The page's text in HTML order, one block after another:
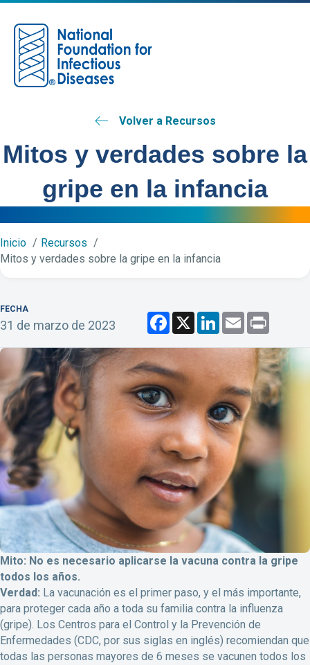
Volver a Recursos
Mitos y verdades sobre la
gripe en la infancia
Inicio
Recursos
Mitos y verdades sobre la gripe en la infancia
FECHA
31 de marzo de 2023
F
c
e
b
o
o
k
X L
n
k
e
d
I
n
E
m
a
i
l
P
n
t
Mito: No es necesario aplicarse la vacuna contra la gripe
todos los años.
Verdad: La vacunación es el primer paso, y el más importante,
para proteger cada año a toda su familia contra la influenza
(gripe). Los Centros para el Control y la Prevención de
Enfermedades (CDC, por sus siglas en inglés) recomiendan que
todas las personas mayores de 6 meses se vacunen todos los